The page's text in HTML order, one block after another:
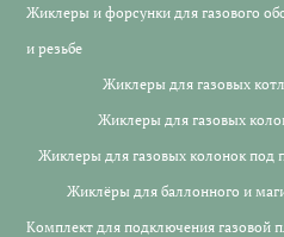
Жиклеры и форсунки для газового
и резьбе
Жиклеры для газовых
Жиклеры для газовых
Жиклеры для газовых колонок под
Жиклёры для баллонного и
Комплект для подключения газовой